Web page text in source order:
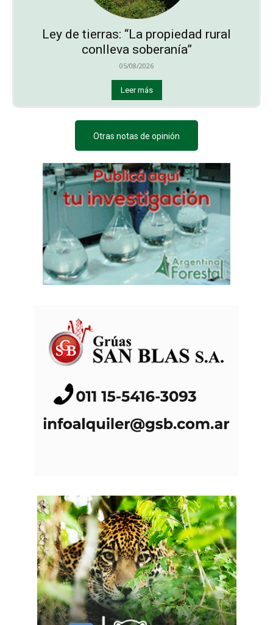
Ley de tierras: “La propiedad rural
conlleva soberanía”
05/08/2026
Leer más
Otras notas de opinión